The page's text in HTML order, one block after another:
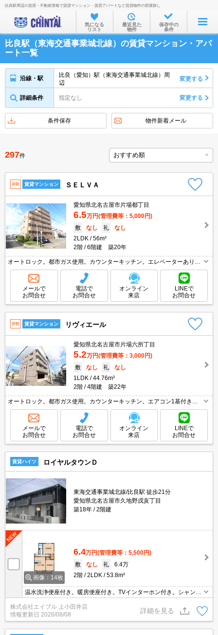
お部屋を探す
沿線・駅から
住所から
家賃相場から
不動産会社から
比良駅周辺の賃貸・不動産情報で賃貸マンション・賃貸アパートなど賃貸物件の部屋探し
気になる
リスト
最近見た
物件
保存中の
条件
比良駅（東海交通事業城北線）の賃貸マンション・アパ
ート一覧
沿線・駅
比良（愛知）駅（東海交通事業城北線）周
辺
変更する
詳細条件 指定なし 変更する
条件保存 物件新着メール
297件
PR 賃貸マンション ＳＥＬＶＡ
愛知県北名古屋市片場都丁目
6.5万円(管理費等：5,000円)
敷
なし 礼
なし
2LDK
56m²
2階
6階建 築20年
オートロック。都市ガス使用。カウンターキッチン。エレベーターあり。
防犯カメラ付き。月額損害保険料等1,250円。引越指定業者あり。
メールで
お問合せ
電話で
お問合せ
オンライン
来店
LINEで
お問合せ
PR 賃貸マンション リヴィエール
愛知県北名古屋市片場六所丁目
5.2万円(管理費等：3,000円)
敷
なし 礼
なし
1LDK
44.76m²
2階
4階建 築22年
オートロック。都市ガス使用。カウンターキッチン。エアコン1基付き。
玄関はカードキーシステム。引越指定業者あり。
メールで
お問合せ
電話で
お問合せ
オンライン
来店
LINEで
お問合せ
賃貸ハイツ ロイヤルタウンＤ
東海交通事業城北線/比良駅 徒歩21分
愛知県北名古屋市久地野戌亥丁目
築18年
2階建
画像：14枚
6.4万円(管理費等：5,500円)
敷
なし 礼
6.4万
2階
2LDK 53.8m²
温水洗浄便座付き。暖房便座付き。TVインターホン付き。シャンプ
ードレッサー付き。保証会社加入要(初回35,000円、月額総支払額の
1％+800円/月)。
株式会社エイブル 上小田井店
情報更新日 2026/08/08
詳細を見る